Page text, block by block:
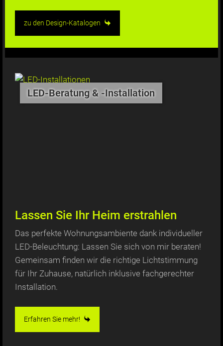
zu den Design-Katalogen
Lassen Sie Ihr Heim erstrahlen
Das perfekte Wohnungsambiente dank individueller
LED-Beleuchtung: Lassen Sie sich von mir beraten!
Gemeinsam finden wir die richtige Lichtstimmung
für Ihr Zuhause, natürlich inklusive fachgerechter
Installation.
Erfahren Sie mehr!
LED-Beratung & -Installation